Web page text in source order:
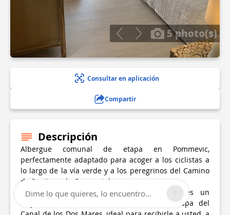
5 photo(s)
Consultar en aplicación
Compartir
Descripción
Albergue comunal de etapa en Pommevic,
perfectamente adaptado para acoger a los ciclistas a
lo largo de la vía verde y a los peregrinos del Camino
de Santiago de Compostela.
El Gîte de la Pommeraie en Pommevic es un
alojamiento encantador situado en una etapa del
Dime lo que quieres, lo encuentro...